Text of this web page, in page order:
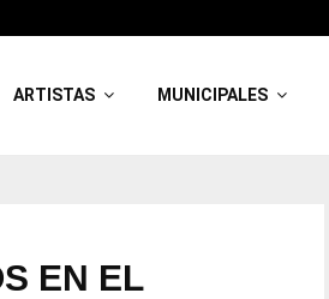
ARTISTAS MUNICIPALES
EN EL